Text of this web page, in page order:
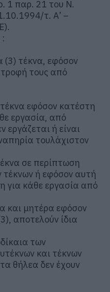
1 παρ. 21 του Ν.
τ. Α’ –
(3) τέκνα, εφόσον
τους από
εφόσον κατέστη
εργασία, από
εργάζεται ή είναι
τουλάχιστον
σε περίπτωση
ή εφόσον αυτή
για κάθε εργασία από
και μητέρα εφόσον
αποτελούν ίδια
των
και τέκνων
θήλεα δεν έχουν